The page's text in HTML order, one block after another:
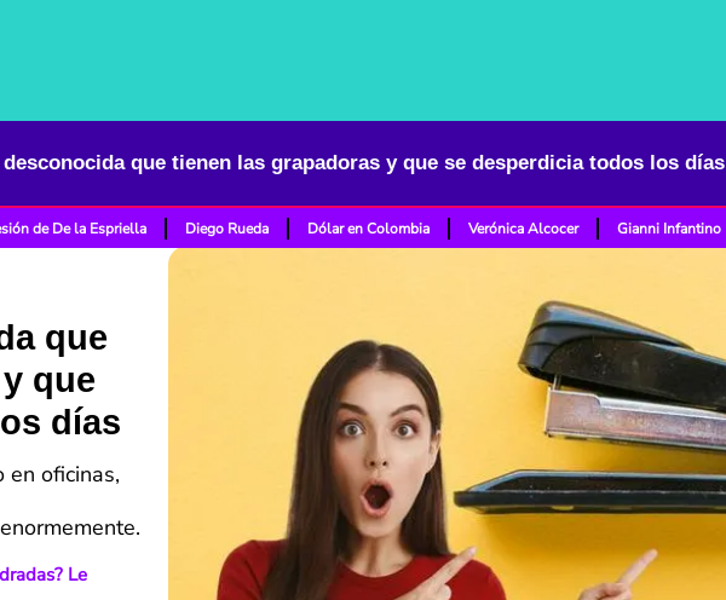
que tienen las grapadoras y que se desperdicia todos los días
de De la Espriella Diego Rueda Dólar en Colombia Verónica Alcocer Gianni Infantino
que
que
días
en oficinas,
Le